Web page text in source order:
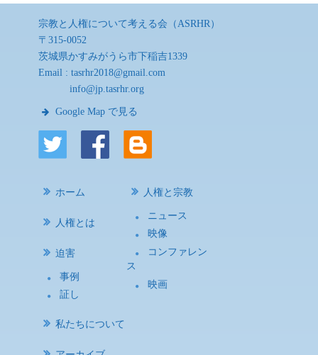
宗教と人権について考える会（ASRHR）
〒315-0052
茨城県かすみがうら市下稲吉1339
Email : tasrhr2018@gmail.com
info@jp.tasrhr.org
Google Map で見る
ホーム
人権とは
迫害
事例
証し
人権と宗教
ニュース
映像
コンファレン
ス
映画
私たちについて